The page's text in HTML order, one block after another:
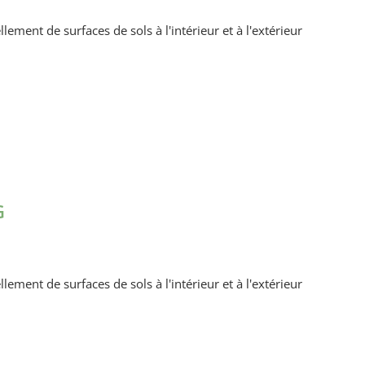
de surfaces de sols à l'intérieur et à l'extérieur
de surfaces de sols à l'intérieur et à l'extérieur